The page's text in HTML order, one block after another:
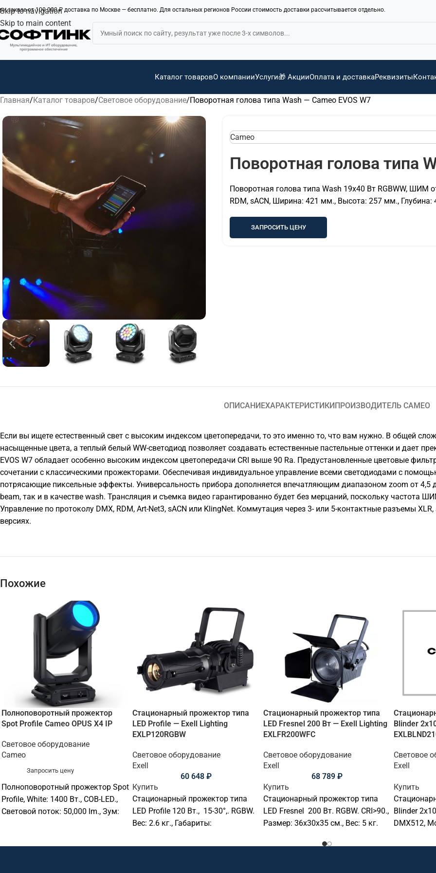
Skip to navigation
Skip to main content
заказе от 100 000 ₽ доставка по Москве — бесплатно. Для остальных регионов России стоимость доставки рассчитывается отдельно.
Каталог товаровО компанииУслуги🎁 АкцииОплата и доставкаРеквизиты
Главная Каталог товаров Световое оборудование Поворотная голова типа Wash — Cameo EVOS W7
Cameo
Поворотная голова типа
Поворотная голова типа Wash 19х40 Вт RGBWW, ШИМ
RDM, sACN, Ширина: 421 мм., Высота: 257 мм., Глубина:
ЗАПРОСИТЬ ЦЕНУ
ОПИСАНИЕХАРАКТЕРИСТИКИПРОИЗВОДИТЕЛЬ CAMEO
Если вы ищете естественный свет с высоким индексом цветопередачи, то это именно то, что вам нужно. В общей
насыщенные цвета, а теплый белый WW-светодиод позволяет создавать естественные пастельные оттенки и дает
EVOS W7 обладает особенно высоким индексом цветопередачи CRI выше 90 Ra. Предустановленные цветовые
сочетании с классическими прожекторами. Обеспечивая индивидуальное управление всеми светодиодами с
потрясающие пиксельные эффекты. Универсальность прибора дополняется впечатляющим диапазоном zoom от 4,5
beam, так и в качестве wash. Трансляция и съемка видео гарантированно будет без мерцаний, поскольку частота
Управление по протоколу DMX, RDM, Art-Net3, sACN или KlingNet. Коммутация через 3- или 5-контактные разъемы
версиях.
Похожие
Полноповоротный прожектор
Spot Profile Cameo OPUS X4 IP
Световое оборудование
Cameo
Запросить цену
Полноповоротный прожектор Spot
Profile, White: 1400 Вт., COB-LED.,
Световой поток: 50,000 lm., Зум:
6,000 K., CRI >69 (High CRI Filter:
Стационарный прожектор типа
LED Profile — Exell Lighting
EXLP120RGBW
Световое оборудование
Exell
60 648₽
Купить
Стационарный прожектор типа
LED Profile 120 Вт., 15-30°,. RGBW.
Вес: 2.6 кг., Габариты:
Стационарный прожектор типа
LED Fresnel 200 Вт — Exell Lighting
EXLFR200WFC
Световое оборудование
Exell
68 789 ₽
Купить
Стационарный прожектор типа
LED Fresnel 200 Вт. RGBW. CRI>90.,
Размер: 36x30x35 см., Вес: 5 кг.
Blinder
Световое
Exell
Купить
Blinder
DMX512,